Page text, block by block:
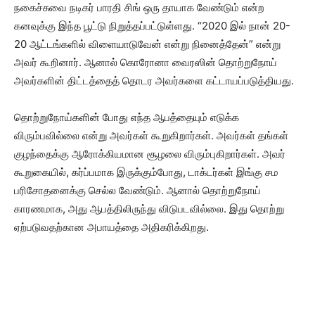
நகைச்சுவை நடிகர் பாரதி சிங் ஒரு தாயாக வேண்டும் என்ற
கனவுக்கு இந்த பூட்டு நிறுத்தப்பட்டுள்ளது. “2020 இல் நான் 20-
20 ஆட்டங்களில் விளையாடுவேன் என்று நினைத்தேன்” என்று
அவர் கூறினார். ஆனால் கொரோனா வைரஸின் தொற்றுநோய்
அவர்களின் திட்டத்தைத் தொடர அவர்களை கட்டாயப்படுத்தியது.
தொற்றுநோய்களின் போது எந்த ஆபத்தையும் எடுக்க
விரும்பவில்லை என்று அவர்கள் கூறுகிறார்கள். அவர்கள் தங்கள்
குழந்தைக்கு ஆரோக்கியமான சூழலை விரும்புகிறார்கள். அவர்
கூறுகையில், கர்ப்பமாக இருக்கும்போது, ​​டாக்டர்கள் இங்கு சம
பரிசோதனைக்கு செல்ல வேண்டும். ஆனால் தொற்றுநோய்
காரணமாக, அது ஆபத்திலிருந்து விடுபடவில்லை. இது தொற்று
ஏற்படுவதற்கான அபாயத்தை அதிகரிக்கிறது.